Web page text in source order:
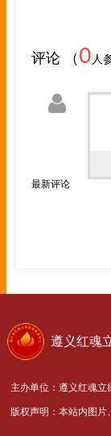
评论 （ 0 人
最新评论
遵义红魂
主办单位：遵义红魂
版权声明：本站内图片